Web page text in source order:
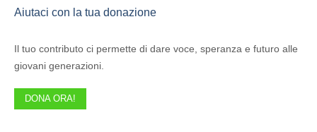
Aiutaci con la tua donazione
Il tuo contributo ci permette di dare voce, speranza e futuro alle
giovani generazioni.
DONA ORA!